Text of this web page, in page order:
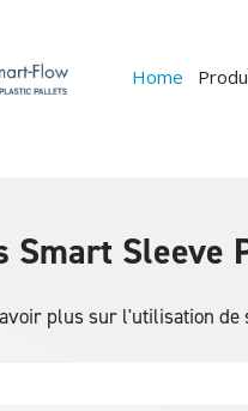
Home
Smart Sleeve
plus sur l'utilisation